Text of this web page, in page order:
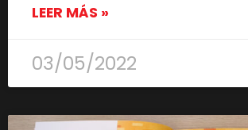
LEER MÁS »
03/05/2022